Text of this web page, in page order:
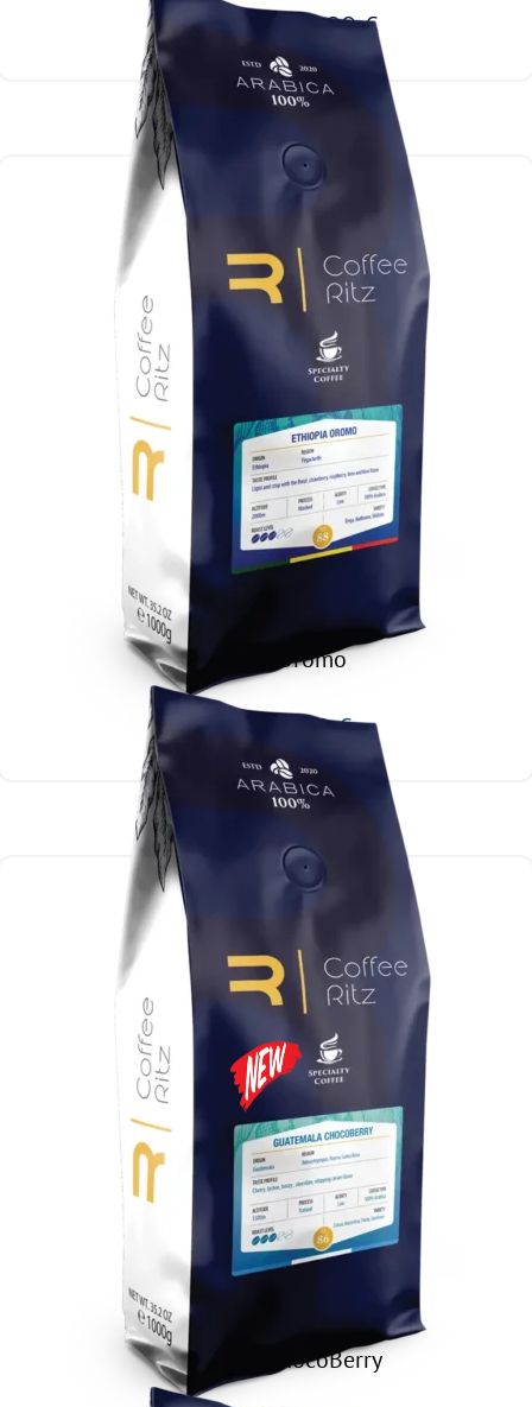
2550,00 2400,00€
Ielikt grozā
Ethiopia Oromo
GRAUZDĒJUMS: VIDĒJS
13,99 39,00€
Izvēlieties
Guatemala ChocoBerry
GRAUZDĒJUMS: VIDĒJS